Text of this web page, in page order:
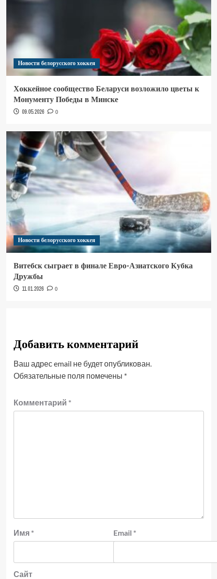
Новости белорусского хоккея
Хоккейное сообщество Беларуси возложило цветы к
Монументу Победы в Минске
09.05.2026 0
Новости белорусского хоккея
Витебск сыграет в финале Евро-Азиатского Кубка
Дружбы
11.01.2026 0
Добавить комментарий
Ваш адрес email не будет опубликован.
Обязательные поля помечены *
Комментарий *
Имя * Email *
Сайт